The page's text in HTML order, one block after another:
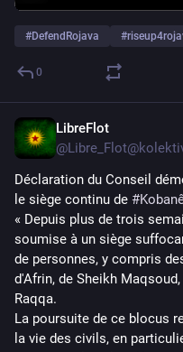
#DefendRojava #
0
LibreFlot
Déclaration du Conseil
le siège continu de #
« Depuis plus de trois
soumise à un siège
de personnes, y compris
d'Afrin, de Sheikh Maqsoud,
Raqqa.
La poursuite de ce blocus
la vie des civils, en